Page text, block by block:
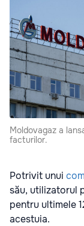
Moldovagaz a
facturilor.
Potrivit unui
său, utilizatorul
pentru ultimele
acestuia.